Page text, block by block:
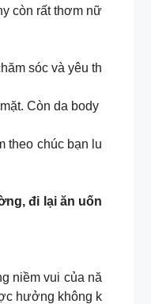
còn rất thơm nữ
sóc và yêu th
Còn da body
theo chúc bạn lu
đi lại ăn uốn
niềm vui của nă
hưởng không k